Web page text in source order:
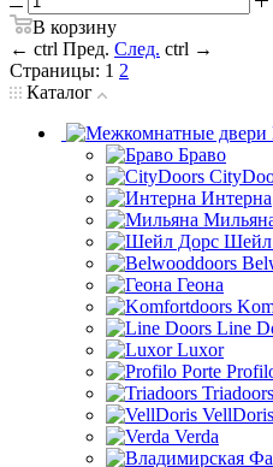
В корзину
← ctrl Пред. След. ctrl →
Страницы: 1 2
Каталог
Браво
Интерна
Шейл
Геона
Line
Luxor
Triadoors
VellDoris
Verda